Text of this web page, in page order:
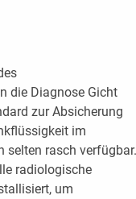
die Diagnose Gicht
zur Absicherung
im
selten rasch verfügbar.
radiologische
um